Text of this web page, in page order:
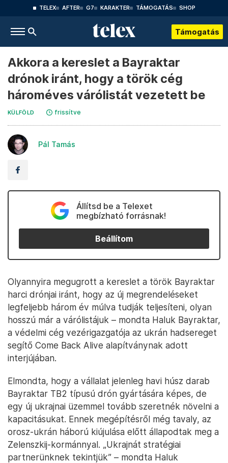
TELEX AFTER G7 KARAKTER TÁMOGATÁS SHOP
Támogatás
Akkora a kereslet a Bayraktar
drónok iránt, hogy a török cég
hároméves várólistát vezetett be
KÜLFÖLD frissítve
Pál Tamás
Állítsd be a Telexet
megbízható forrásnak!
Beállítom
Olyannyira megugrott a kereslet a török Bayraktar
harci drónjai iránt, hogy az új megrendeléseket
legfeljebb három év múlva tudják teljesíteni, olyan
hosszú már a várólistájuk – mondta Haluk Bayraktar,
a védelmi cég vezérigazgatója az ukrán hadsereget
segítő Come Back Alive alapítványnak adott
interjújában.
Elmondta, hogy a vállalat jelenleg havi húsz darab
Bayraktar TB2 típusú drón gyártására képes, de
egy új ukrajnai üzemmel tovább szeretnék növelni a
kapacitásukat. Ennek megépítésről még tavaly, az
orosz-ukrán háború kiújulása előtt állapodtak meg a
Zelenszkij-kormánnyal. „Ukrajnát stratégiai
partnerünknek tekintjük” – mondta Haluk